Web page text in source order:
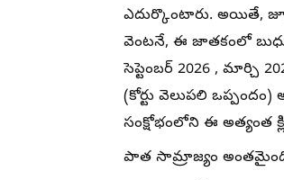
ఎదుర్కొంటారు. అయితే,
వెంటనే, ఈ జాతకంలో
సెప్టెంబర్ 2026 , మార్చి
(కోర్టు వెలుపలి
సంక్షోభంలోని ఈ అత్యంత
పాత సామ్రాజ్యం